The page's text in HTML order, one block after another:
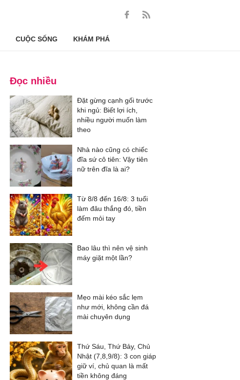
CUỘC SỐNG KHÁM PHÁ
Đọc nhiều
Đặt gừng cạnh gối trước
khi ngủ: Biết lợi ích,
nhiều người muốn làm
theo
Nhà nào cũng có chiếc
đĩa sứ cô tiên: Vậy tiên
nữ trên đĩa là ai?
Từ 8/8 đến 16/8: 3 tuổi
làm đâu thắng đó, tiền
đếm mỏi tay
Bao lâu thì nên vệ sinh
máy giặt một lần?
Mẹo mài kéo sắc lẹm
như mới, không cần đá
mài chuyên dụng
Thứ Sáu, Thứ Bảy, Chủ
Nhật (7,8,9/8): 3 con giáp
giữ ví, chủ quan là mất
tiền không đáng